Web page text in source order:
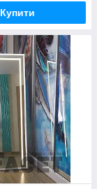
Купити